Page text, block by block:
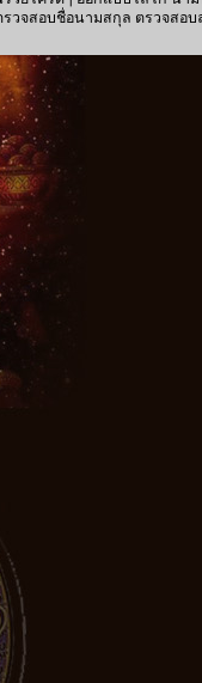
วจสอบชื่อนามสกุล ตรวจสอ